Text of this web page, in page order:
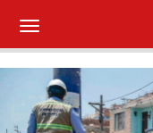
Suscríbase
Iniciar sesión